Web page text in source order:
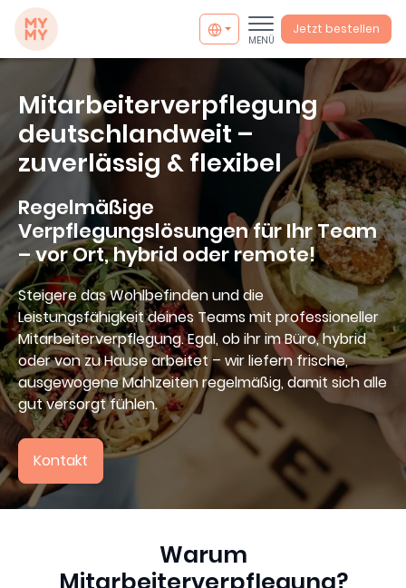
MYMY catering
info@mymycatering.com
+49 30 800988394
4,7
MENÜ
Jetzt bestellen
Mitarbeiterverpflegung
deutschlandweit –
zuverlässig & flexibel
Regelmäßige
Verpflegungslösungen für Ihr Team
– vor Ort, hybrid oder remote!
Steigere das Wohlbefinden und die
Leistungsfähigkeit deines Teams mit professioneller
Mitarbeiterverpflegung. Egal, ob ihr im Büro, hybrid
oder von zu Hause arbeitet – wir liefern frische,
ausgewogene Mahlzeiten regelmäßig, damit sich alle
gut versorgt fühlen.
Kontakt
Warum